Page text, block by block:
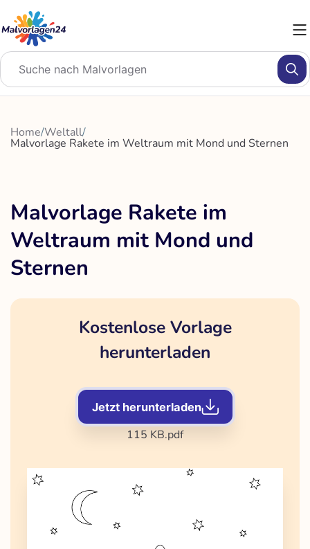
Inhalt
springen
Home/Weltall/
Malvorlage Rakete im Weltraum mit Mond und Sternen
Malvorlage Rakete im
Weltraum mit Mond und
Sternen
Kostenlose Vorlage
herunterladen
Jetzt herunterladen
115 KB.pdf